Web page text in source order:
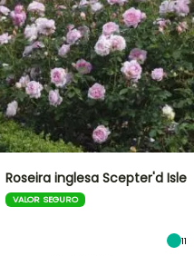
Roseira inglesa Scepter'd Isle
VALOR SEGURO
11